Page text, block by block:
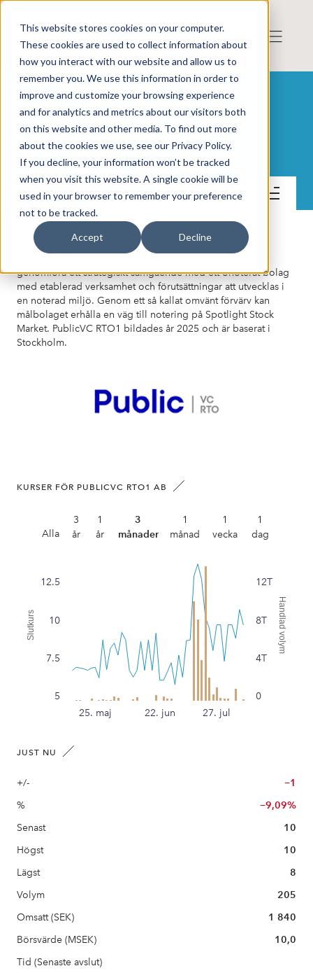
This website stores cookies on your computer.
These cookies are used to collect information about
how you interact with our website and allow us to
remember you. We use this information in order to
improve and customize your browsing experience
and for analytics and metrics about our visitors both
on this website and other media. To find out more
about the cookies we use, see our Privacy Policy.
If you decline, your information won’t be tracked
when you visit this website. A single cookie will be
used in your browser to remember your preference
not to be tracked.
Accept Decline
PublicVC RTO1 AB
Lär känna bolaget
genomföra ett strategiskt samgående med ett onoterat bolag
med etablerad verksamhet och förutsättningar att utvecklas i
en noterad miljö. Genom ett så kallat omvänt förvärv kan
målbolaget erhålla en väg till notering på Spotlight Stock
Market. PublicVC RTO1 bildades år 2025 och är baserat i
Stockholm.
KURSER FÖR PUBLICVC RTO1 AB
Alla
3
år
1
år
3
månader
1
månad
1
vecka
1
dag
Slutkurs Handlad volym
25. maj 27. jul
22. jun
5
7.5
10
12.5
0
4T
8T
12T
JUST NU
+/-
−1
%
−9,09%
Senast
10
Högst
10
Lägst
8
Volym
205
Omsatt (SEK)
1 840
Börsvärde (MSEK)
10,0
Tid (Senaste avslut)